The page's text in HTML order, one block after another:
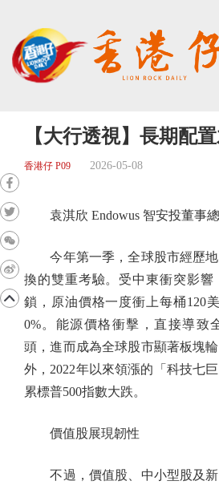
【大行透視】長期配
香港仔 P09 2026-05-08
袁淇欣 Endowus 智安投董事總
今年第一季，全球股市經歷地
換的雙重考驗。受中東衝突影響
鎖，原油價格一度衝上每桶120
0%。能源價格衝擊，直接導致
頭，進而成為全球股市顯著板塊
外，2022年以來領漲的「科技七
累標普500指數大跌。
價值股展現韌性
不過，價值股、中小型股及新